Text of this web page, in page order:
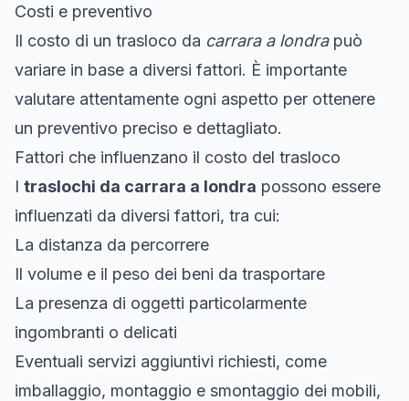
Costi e preventivo
Il costo di un trasloco da carrara a londrapuò
variare in base a diversi fattori. È importante
valutare attentamente ogni aspetto per ottenere
un preventivo preciso e dettagliato.
Fattori che influenzano il costo del trasloco
I traslochi da carrara a londra possono essere
influenzati da diversi fattori, tra cui:
La distanza da percorrere
Il volume e il peso dei beni da trasportare
La presenza di oggetti particolarmente
ingombranti o delicati
Eventuali servizi aggiuntivi richiesti, come
imballaggio, montaggio e smontaggio dei mobili,